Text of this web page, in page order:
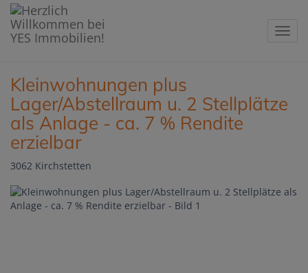
Kleinwohnungen plus
Lager/Abstellraum u. 2 Stellplätze
als Anlage - ca. 7 % Rendite
erzielbar
3062 Kirchstetten